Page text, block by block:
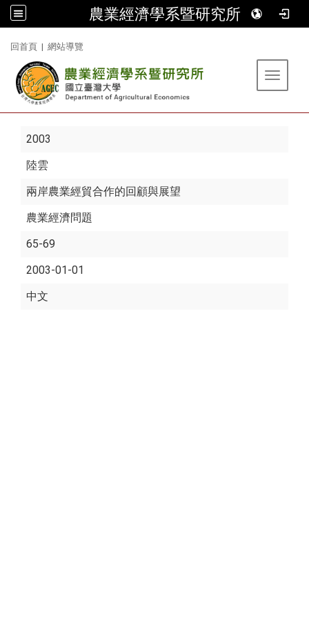
農業經濟學系暨研究所
回首頁 | 網站導覽
Toggle
2003
陸雲
兩岸農業經貿合作的回顧與展望
農業經濟問題
65-69
2003-01-01
中文